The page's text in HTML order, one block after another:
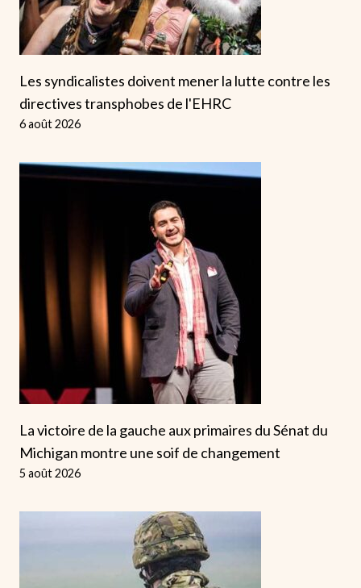
Les syndicalistes doivent mener la lutte contre les
directives transphobes de l'EHRC
6 août 2026
La victoire de la gauche aux primaires du Sénat du
Michigan montre une soif de changement
5 août 2026